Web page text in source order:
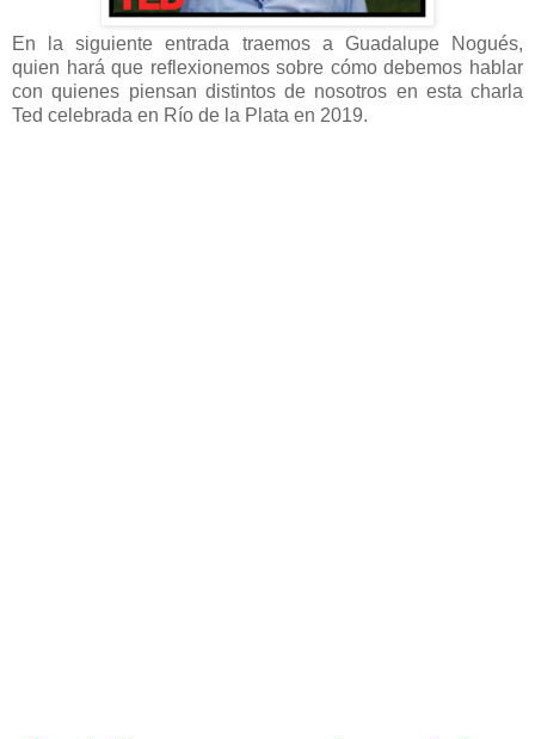
En la siguiente entrada traemos a Guadalupe Nogués,
quien hará que reflexionemos sobre cómo debemos hablar
con quienes piensan distintos de nosotros en esta charla
Ted celebrada en Río de la Plata en 2019.